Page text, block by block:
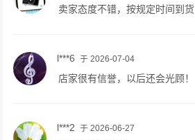
卖家态度不错，按规定时间到货
l***6 于 2026-07-04
店家很有信誉，以后还会光顾！
l***2 于 2026-06-27